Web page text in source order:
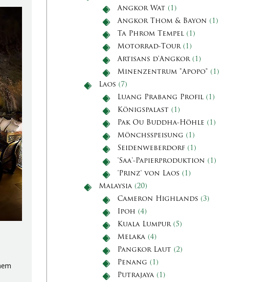
Angkor Wat (1)
Angkor Thom & Bayon (1)
Ta Phrom Tempel (1)
Motorrad-Tour(1)
Artisans d'Angkor(1)
Minenzentrum "Apopo" (1)
Laos (7)
Luang Prabang Profil (1)
Königspalast (1)
Pak Ou Buddha-Höhle (1)
Mönchsspeisung (1)
Seidenweberdorf (1)
'Saa'-Papierproduktion (1)
'Prinz' von Laos (1)
Malaysia (20)
Cameron Highlands (3)
Ipoh (4)
Kuala Lumpur(5)
Melaka (4)
Pangkor Laut (2)
Penang (1)
Putrajaya (1)